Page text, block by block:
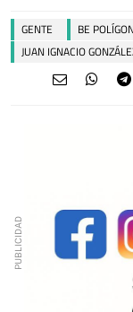
GENTE BE
JUAN IGNACIO